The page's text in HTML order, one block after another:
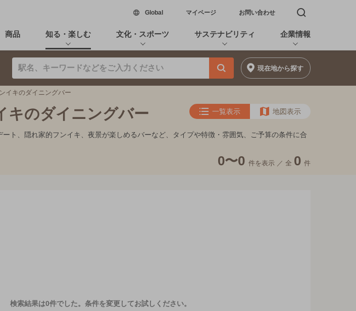
Global新しいウィンドウで開く
マイページ お問い合わせ 検索窓を開く
商品 知る・楽しむ 文化・スポーツ サステナビリティ 企業情報
現在地から探す
イキのダイニングバー
キのダイニングバー 一覧表示 地図表示
ト、隠れ家的フンイキ、夜景が楽しめるバーなど、タイプや特徴・雰囲気、ご予算の条件に合
0〜0 件を表示 ／ 全 0 件
検索結果は0件でした。 条件を変更してお試しください。